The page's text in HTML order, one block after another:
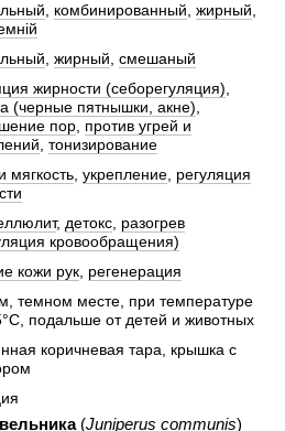
комбинированный жирный
жирный смешаный
жирности (себорегуляция)
(черные пятнышки, акне)
пор против угрей и
тонизирование
мягкость укрепление регуляция
, детокс разогрев
кровообращения)
кожи рук регенерация
темном месте, при температуре
подальше от детей и животных
коричневая тара, крышка с
(Juniperus communis)